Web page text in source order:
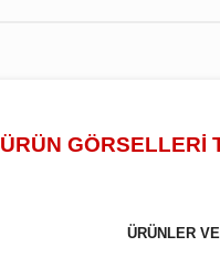
ÜRÜN GÖRSELLERİ
ÜRÜNLER